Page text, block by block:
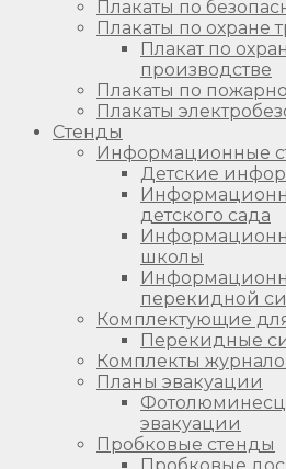
Плакаты по
Плакаты по охране
Плакат по
производстве
Плакаты по
Плакаты
Стенды
Информационные
Детские
детского сада
школы
перекидной
Комплектующие
Перекидные
Комплекты
Планы эвакуации
эвакуации
Пробковые стенды